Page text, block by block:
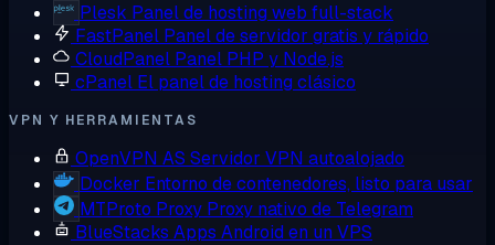
Plesk Panel de hosting web full-stack
FastPanel Panel de servidor gratis y rápido
CloudPanel Panel PHP y Node.js
cPanel El panel de hosting clásico
VPN Y HERRAMIENTAS
OpenVPN AS Servidor VPN autoalojado
Docker Entorno de contenedores, listo para usar
MTProto Proxy Proxy nativo de Telegram
BlueStacks Apps Android en un VPS